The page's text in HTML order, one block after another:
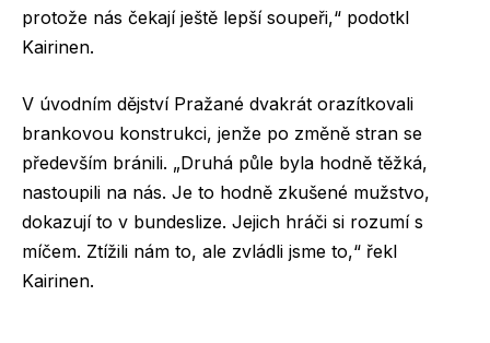
protože nás čekají ještě lepší soupeři,“ podotkl
Kairinen.
V úvodním dějství Pražané dvakrát orazítkovali
brankovou konstrukci, jenže po změně stran se
především bránili. „Druhá půle byla hodně těžká,
nastoupili na nás. Je to hodně zkušené mužstvo,
dokazují to v bundeslize. Jejich hráči si rozumí s
míčem. Ztížili nám to, ale zvládli jsme to,“ řekl
Kairinen.